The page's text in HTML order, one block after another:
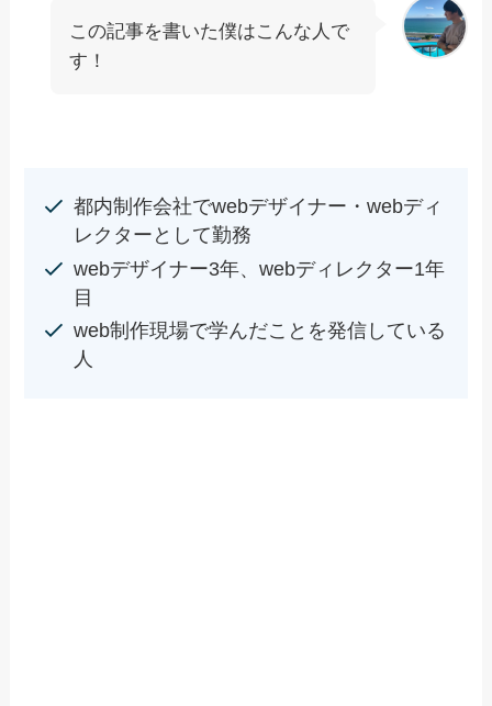
この記事を書いた僕はこんな人で
す！
都内制作会社でwebデザイナー・webディ
レクターとして勤務
webデザイナー3年、webディレクター1年
目
web制作現場で学んだことを発信している
人